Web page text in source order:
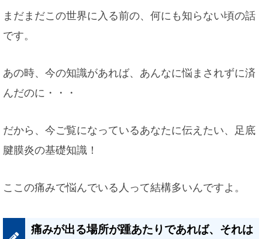
まだまだこの世界に入る前の、何にも知らない頃の話
です。
あの時、今の知識があれば、あんなに悩まされずに済
んだのに・・・
だから、今ご覧になっているあなたに伝えたい、足底
腱膜炎の基礎知識！
ここの痛みで悩んでいる人って結構多いんですよ。
痛みが出る場所が踵あたりであれば、それは